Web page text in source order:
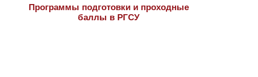
Программы подготовки и проходные
баллы в РГСУ